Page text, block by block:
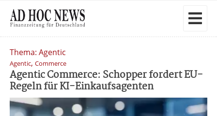
Thema: Agentic
Agentic, Commerce
Agentic Commerce: Schopper fordert EU-
Regeln für KI-Einkaufsagenten